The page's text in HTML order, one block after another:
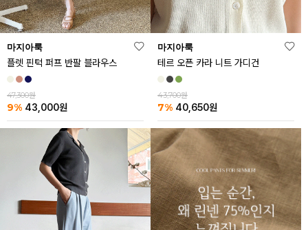
마지아룩
플렛 핀턱 퍼프 반팔 블라우스
47,300원
9% 43,000원
마지아룩
테르 오픈 카라 니트 가디건
43,700원
7% 40,650원